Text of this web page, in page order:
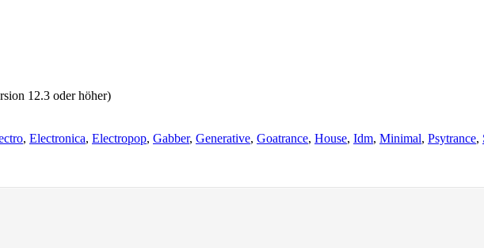
12.3 oder höher)
, Electronica, Electropop, Gabber, Generative, Goatrance, House, Idm, Minimal, Psytrance,